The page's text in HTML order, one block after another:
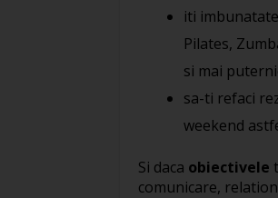
iti
Pilates,
si mai
sa-ti refaci
weekend
Si daca obiectivele
comunicare,